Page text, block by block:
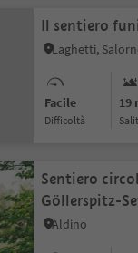
Il sentiero
Laghetti,
Facile
Difficoltà
19
Sentiero
Göllerspitz-
Aldino